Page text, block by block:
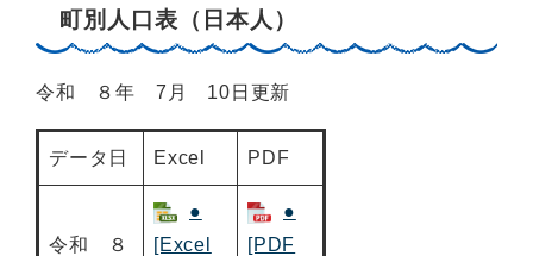
町別人口表（日本人）
令和 ８年 7月 10日更新
データ日 Excel PDF
令和 ８
●
[Excel
●
[PDF